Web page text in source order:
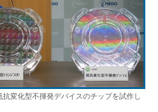
変化型不揮発デバイスのチップを試作し